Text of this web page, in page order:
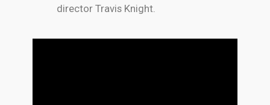
director Travis Knight.